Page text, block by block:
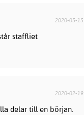
2020-05-15
staffliet
2020-02-19
delar till en början.